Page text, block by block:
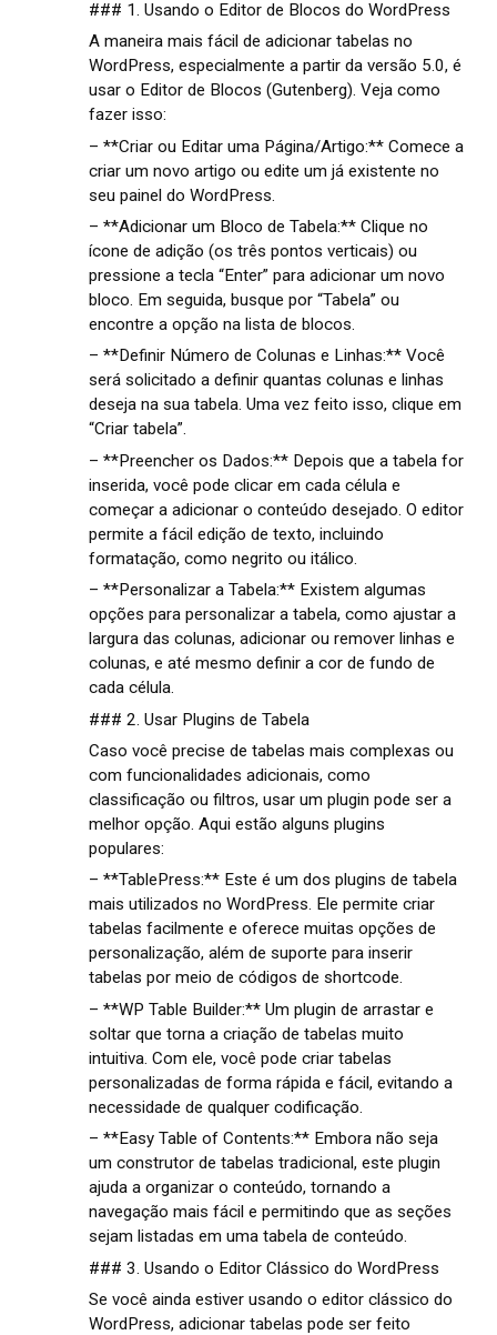
### 1. Usando o Editor de Blocos do WordPress
A maneira mais fácil de adicionar tabelas no
WordPress, especialmente a partir da versão 5.0, é
usar o Editor de Blocos (Gutenberg). Veja como
fazer isso:
– **Criar ou Editar uma Página/Artigo:** Comece a
criar um novo artigo ou edite um já existente no
seu painel do WordPress.
– **Adicionar um Bloco de Tabela:** Clique no
ícone de adição (os três pontos verticais) ou
pressione a tecla “Enter” para adicionar um novo
bloco. Em seguida, busque por “Tabela” ou
encontre a opção na lista de blocos.
– **Definir Número de Colunas e Linhas:** Você
será solicitado a definir quantas colunas e linhas
deseja na sua tabela. Uma vez feito isso, clique em
“Criar tabela”.
– **Preencher os Dados:** Depois que a tabela for
inserida, você pode clicar em cada célula e
começar a adicionar o conteúdo desejado. O editor
permite a fácil edição de texto, incluindo
formatação, como negrito ou itálico.
– **Personalizar a Tabela:** Existem algumas
opções para personalizar a tabela, como ajustar a
largura das colunas, adicionar ou remover linhas e
colunas, e até mesmo definir a cor de fundo de
cada célula.
### 2. Usar Plugins de Tabela
Caso você precise de tabelas mais complexas ou
com funcionalidades adicionais, como
classificação ou filtros, usar um plugin pode ser a
melhor opção. Aqui estão alguns plugins
populares:
– **TablePress:** Este é um dos plugins de tabela
mais utilizados no WordPress. Ele permite criar
tabelas facilmente e oferece muitas opções de
personalização, além de suporte para inserir
tabelas por meio de códigos de shortcode.
– **WP Table Builder:** Um plugin de arrastar e
soltar que torna a criação de tabelas muito
intuitiva. Com ele, você pode criar tabelas
personalizadas de forma rápida e fácil, evitando a
necessidade de qualquer codificação.
– **Easy Table of Contents:** Embora não seja
um construtor de tabelas tradicional, este plugin
ajuda a organizar o conteúdo, tornando a
navegação mais fácil e permitindo que as seções
sejam listadas em uma tabela de conteúdo.
### 3. Usando o Editor Clássico do WordPress
Se você ainda estiver usando o editor clássico do
WordPress, adicionar tabelas pode ser feito